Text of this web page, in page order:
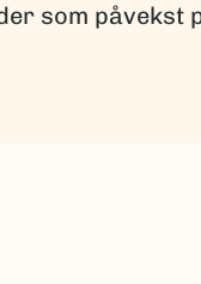
som påvekst